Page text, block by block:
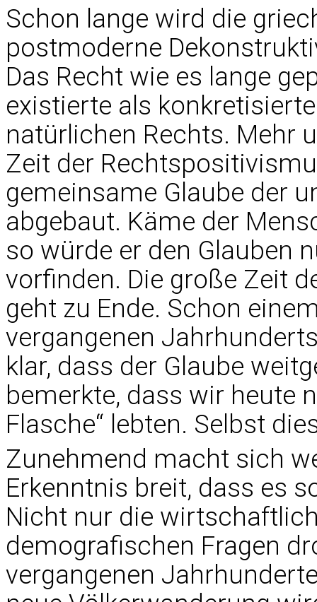
Schon lange wird die
postmoderne
Das Recht wie es lange
existierte als
natürlichen Rechts. Mehr
Zeit der
gemeinsame Glaube der
abgebaut. Käme der
so würde er den Glauben
vorfinden. Die große Zeit
geht zu Ende. Schon
vergangenen
klar, dass der Glaube
bemerkte, dass wir heute
Flasche“ lebten. Selbst
Zunehmend macht sich
Erkenntnis breit, dass es
Nicht nur die
demografischen Fragen
vergangenen